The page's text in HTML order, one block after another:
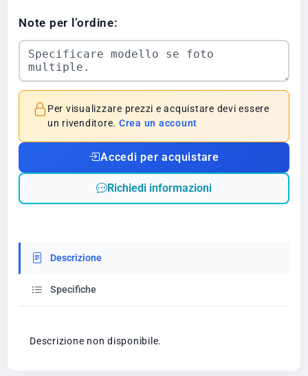
Note per l’ordine:
Per visualizzare prezzi e acquistare devi essere
un rivenditore. Crea un account
Accedi per acquistare
Richiedi informazioni
Descrizione
Specifiche
Descrizione non disponibile.